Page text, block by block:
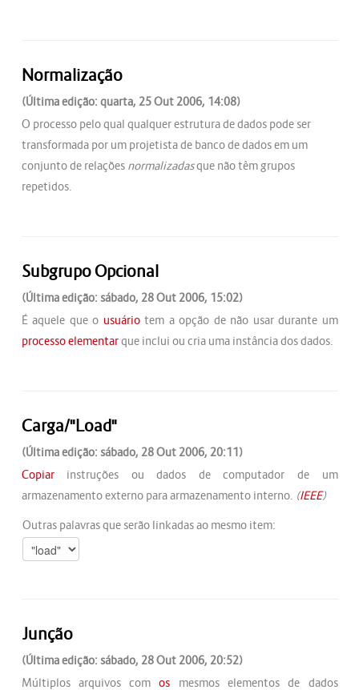
Normalização
(Última edição: quarta, 25 Out 2006, 14:08)
O processo pelo qual qualquer estrutura de dados pode ser
transformada por um projetista de banco de dados em um
conjunto de relações normalizadasque não têm grupos
repetidos.
Subgrupo Opcional
(Última edição: sábado, 28 Out 2006, 15:02)
É aquele que o usuáriotem a opção de não usar durante um
processo elementarque inclui ou cria uma instância dos dados.
Carga/"Load"
(Última edição: sábado, 28 Out 2006, 20:11)
Copiarinstruções ou dados de computador de um
armazenamento externo para armazenamento interno. (IEEE)
Outras palavras que serão linkadas ao mesmo item:
Junção
(Última edição: sábado, 28 Out 2006, 20:52)
Múltiplos arquivos comos mesmos elementos de dados